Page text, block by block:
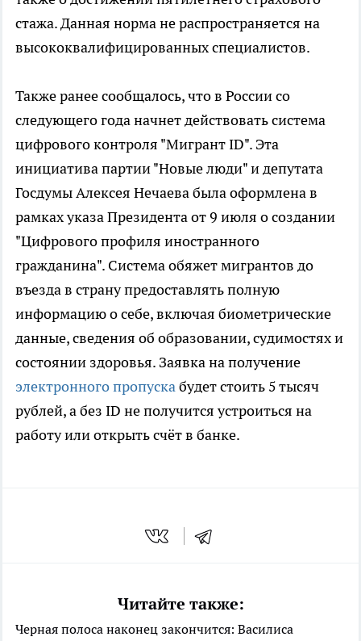
стажа. Данная норма не распространяется на
высококвалифицированных специалистов.
Также ранее сообщалось, что в России со
следующего года начнет действовать система
цифрового контроля "Мигрант ID". Эта
инициатива партии "Новые люди" и депутата
Госдумы Алексея Нечаева была оформлена в
рамках указа Президента от 9 июля о создании
"Цифрового профиля иностранного
гражданина". Система обяжет мигрантов до
въезда в страну предоставлять полную
информацию о себе, включая биометрические
данные, сведения об образовании, судимостях и
состоянии здоровья. Заявка на получение
электронного пропускабудет стоить 5 тысяч
рублей, а без ID не получится устроиться на
работу или открыть счёт в банке.
Читайте также:
Черная полоса наконец закончится: Василиса